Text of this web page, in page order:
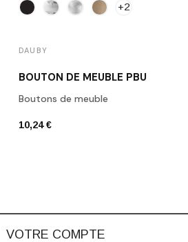
+2
DAUBY
BOUTON DE MEUBLE PBU
Boutons de meuble
10,24 €
VOTRE COMPTE